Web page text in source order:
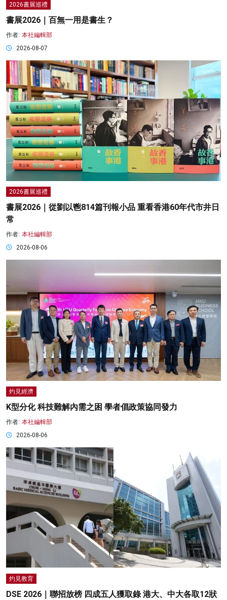
2026書展巡禮
書展2026｜百無一用是書生？
作者: 本社編輯部
2026-08-07
2026書展巡禮
書展2026｜從劉以鬯814篇刊報小品 重看香港60年代市井日
常
作者: 本社編輯部
2026-08-06
灼見經濟
K型分化 科技難解內需之困 學者倡政策協同發力
作者: 本社編輯部
2026-08-06
灼見教育
DSE 2026｜聯招放榜 四成五人獲取錄 港大、中大各取12狀